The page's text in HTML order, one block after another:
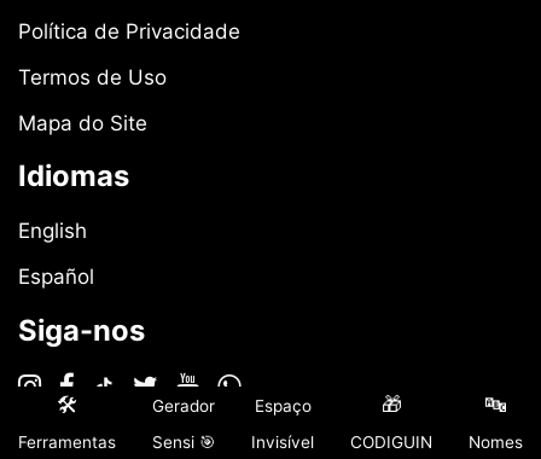
Política de Privacidade
Termos de Uso
Mapa do Site
Idiomas
English
Español
Siga-nos
🛠️
Ferramentas
Gerador
Sensi 🎯
Espaço
Invisível
🎁
CODIGUIN
🔤
Nomes